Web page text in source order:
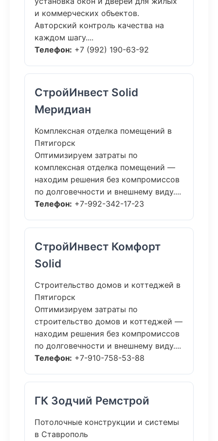
и коммерческих объектов.
Авторский контроль качества на
каждом шагу....
Телефон: +7 (992) 190-63-92
СтройИнвест Solid
Меридиан
Комплексная отделка помещений в
Пятигорск
Оптимизируем затраты по
комплексная отделка помещений —
находим решения без компромиссов
по долговечности и внешнему виду....
Телефон: +7-992-342-17-23
СтройИнвест Комфорт
Solid
Строительство домов и коттеджей в
Пятигорск
Оптимизируем затраты по
строительство домов и коттеджей —
находим решения без компромиссов
по долговечности и внешнему виду....
Телефон: +7-910-758-53-88
ГК Зодчий Ремстрой
Потолочные конструкции и системы
в Ставрополь